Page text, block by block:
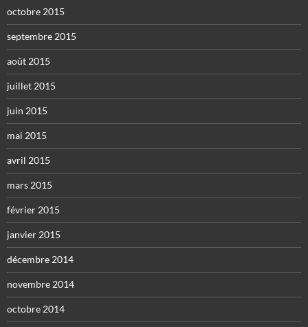
octobre 2015
septembre 2015
août 2015
juillet 2015
juin 2015
mai 2015
avril 2015
mars 2015
février 2015
janvier 2015
décembre 2014
novembre 2014
octobre 2014